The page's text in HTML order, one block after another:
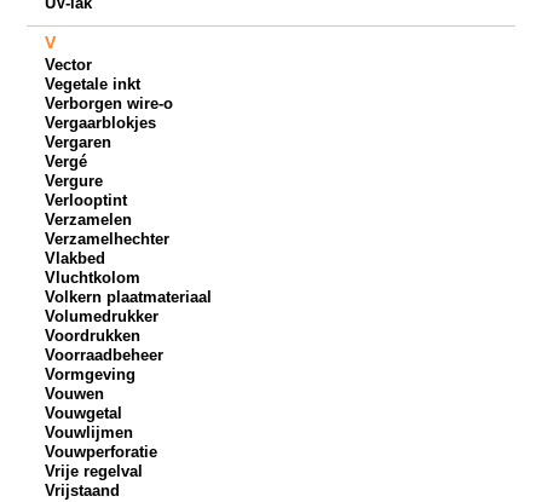
V
Vector
Vegetale inkt
Verborgen wire-o
Vergaarblokjes
Vergaren
Vergé
Vergure
Verlooptint
Verzamelen
Verzamelhechter
Vlakbed
Vluchtkolom
Volkern plaatmateriaal
Volumedrukker
Voordrukken
Voorraadbeheer
Vormgeving
Vouwen
Vouwgetal
Vouwlijmen
Vouwperforatie
Vrije regelval
Vrijstaand